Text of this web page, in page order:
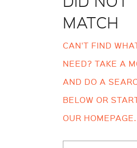
MATCH
CAN'T FIND
NEED? TAKE A
AND DO A
BELOW OR
OUR HOMEPAGE.